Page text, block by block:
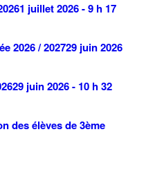
1 juillet 2026 - 9 h 17
2026 / 202729 juin 2026
29 juin 2026 - 10 h 32
des élèves de 3ème